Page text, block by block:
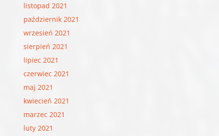
listopad 2021
październik 2021
wrzesień 2021
sierpień 2021
lipiec 2021
czerwiec 2021
maj 2021
kwiecień 2021
marzec 2021
luty 2021